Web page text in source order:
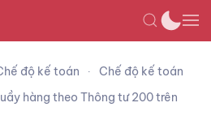
độ kế toán
Chế độ kế toán
hàng theo Thông tư 200 trên